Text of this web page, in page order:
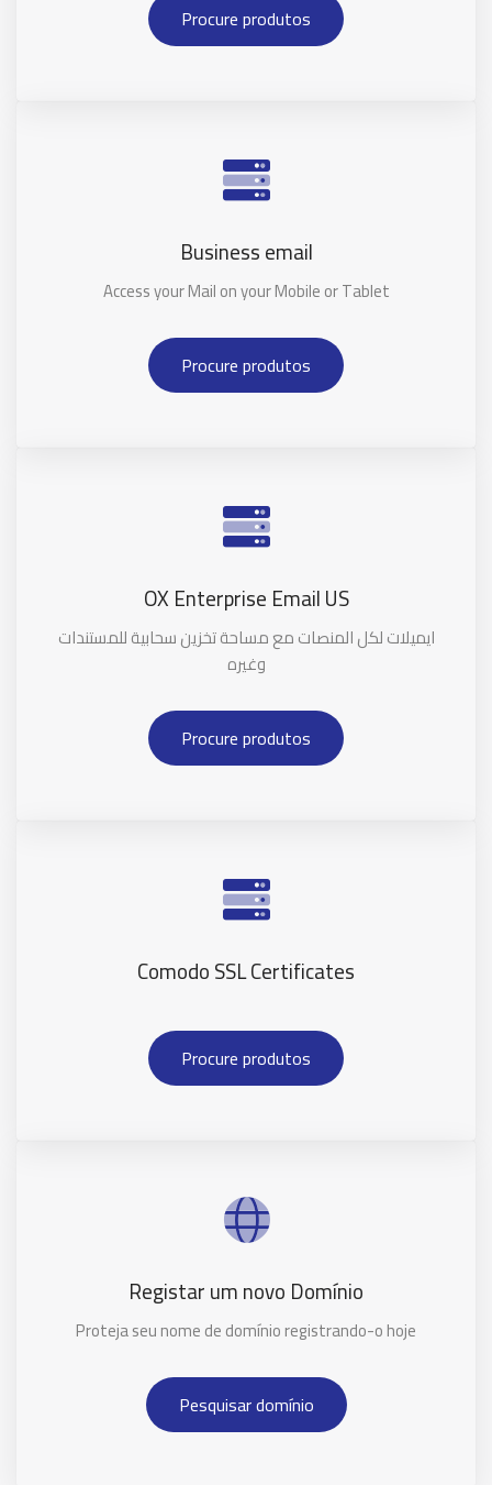
Procure produtos
Business email
Access your Mail on your Mobile or Tablet
Procure produtos
OX Enterprise Email US
ايميلات لكل المنصات مع مساحة تخزين سحابية للمستندات
وغيره
Procure produtos
Comodo SSL Certificates
Procure produtos
Registar um novo Domínio
Proteja seu nome de domínio registrando-o hoje
Pesquisar domínio